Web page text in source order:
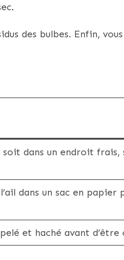
des bulbes. Enfin,
soit dans un endroit frais,
dans un sac en papier
et haché avant d’être